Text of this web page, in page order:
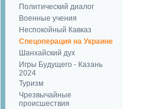
Политический диалог
Военные учения
Неспокойный Кавказ
Спецоперация на Украине
Шанхайский дух
Игры Будущего - Казань
2024
Туризм
Чрезвычайные
происшествия